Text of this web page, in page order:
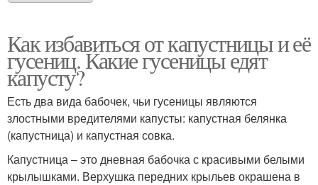
Как избавиться от капустницы и её
гусениц. Какие гусеницы едят
капусту?
Есть два вида бабочек, чьи гусеницы являются
злостными вредителями капусты: капустная белянка
(капустница) и капустная совка.
Капустница – это дневная бабочка с красивыми белыми
крылышками. Верхушка передних крыльев окрашена в